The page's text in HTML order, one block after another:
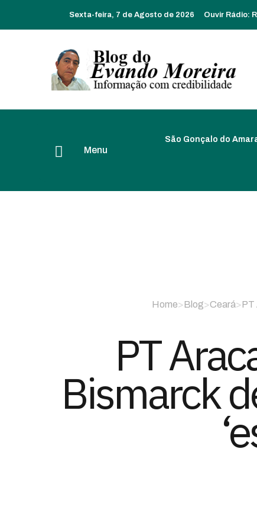
Sexta-feira, 7 de Agosto de 2026 Ouvir Rádio:
Menu
São Gonçalo do
Home> Blog>Ceará> PT
PT
Bismarck